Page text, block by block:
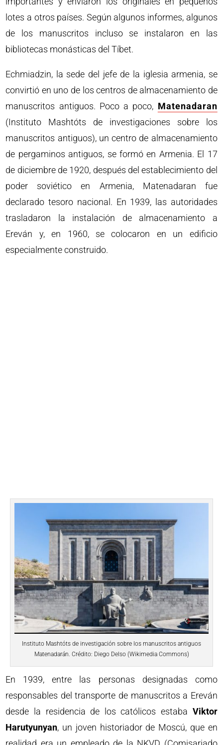
lotes a otros países. Según algunos informes, algunos
de los manuscritos incluso se instalaron en las
bibliotecas monásticas del Tíbet.
Echmiadzin, la sede del jefe de la iglesia armenia, se
convirtió en uno de los centros de almacenamiento de
manuscritos antiguos. Poco a poco, Matenadaran
(Instituto Mashtóts de investigaciones sobre los
manuscritos antiguos), un centro de almacenamiento
de pergaminos antiguos, se formó en Armenia. El 17
de diciembre de 1920, después del establecimiento del
poder soviético en Armenia, Matenadaran fue
declarado tesoro nacional. En 1939, las autoridades
trasladaron la instalación de almacenamiento a
Ereván y, en 1960, se colocaron en un edificio
especialmente construido.
Instituto Mashtóts de investigación sobre los manuscritos antiguos
Matenadarán. Crédito: Diego Delso (Wikimedia Commons)
En 1939, entre las personas designadas como
responsables del transporte de manuscritos a Ereván
desde la residencia de los católicos estaba Viktor
Harutyunyan, un joven historiador de Moscú, que en